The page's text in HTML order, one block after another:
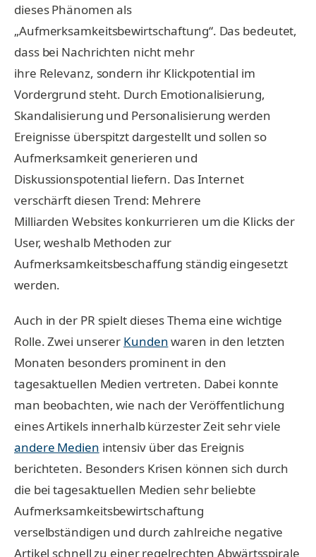
dieses Phänomen als
„Aufmerksamkeitsbewirtschaftung“. Das bedeutet,
dass bei Nachrichten nicht mehr
ihre Relevanz, sondern ihr Klickpotential im
Vordergrund steht. Durch Emotionalisierung,
Skandalisierung und Personalisierung werden
Ereignisse überspitzt dargestellt und sollen so
Aufmerksamkeit generieren und
Diskussionspotential liefern. Das Internet
verschärft diesen Trend: Mehrere
Milliarden Websites konkurrieren um die Klicks der
User, weshalb Methoden zur
Aufmerksamkeitsbeschaffung ständig eingesetzt
werden.
Auch in der PR spielt dieses Thema eine wichtige
Rolle. Zwei unserer Kundenwaren in den letzten
Monaten besonders prominent in den
tagesaktuellen Medien vertreten. Dabei konnte
man beobachten, wie nach der Veröffentlichung
eines Artikels innerhalb kürzester Zeit sehr viele
andere Medien intensiv über das Ereignis
berichteten. Besonders Krisen können sich durch
die bei tagesaktuellen Medien sehr beliebte
Aufmerksamkeitsbewirtschaftung
verselbständigen und durch zahlreiche negative
Artikel schnell zu einer regelrechten Abwärtsspirale